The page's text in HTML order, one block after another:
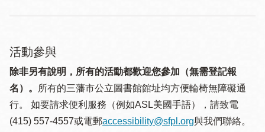
活動參與
除非另有說明，所有的活動都歡迎您參加（無需登記報
名）。
所有的三藩市公立圖書館館址均方便輪椅無障礙通
行。 如要請求便利服務（例如ASL美國手語），請致電
(415) 557-4557或電郵accessibility@sfpl.org與我們聯絡。